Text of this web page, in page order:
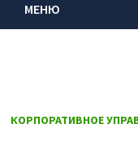
МЕНЮ
КОРПОРАТИВНОЕ